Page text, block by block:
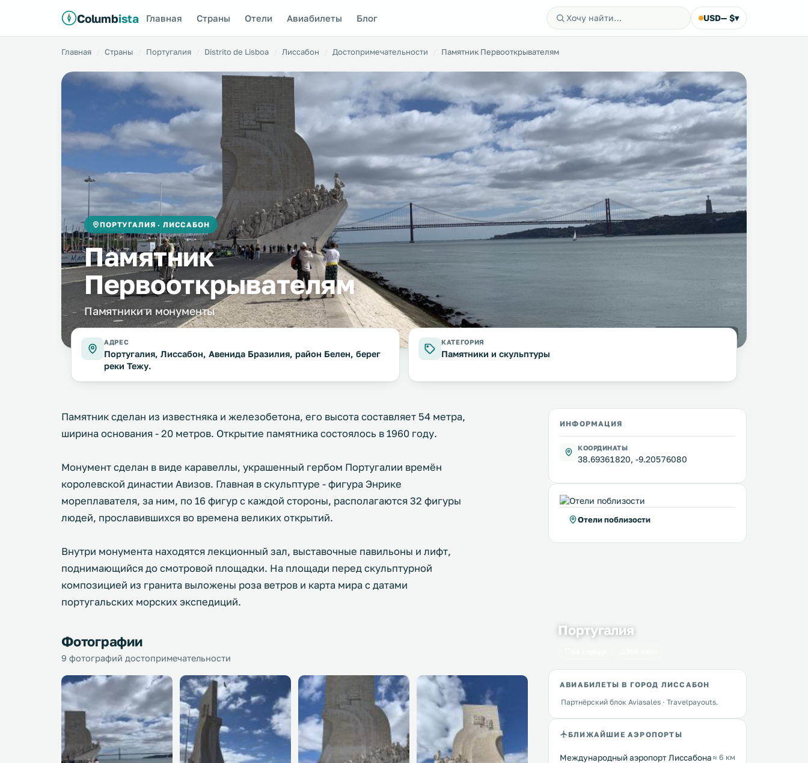
Columbista Главная Страны Отели Авиабилеты Блог USD— $▾
Главная Страны Португалия Distrito de Lisboa Лиссабон Достопримечательности Памятник Первооткрывателям
ПОРТУГАЛИЯ · ЛИССАБОН
Памятник
Первооткрывателям
Памятники и монументы
АДРЕС
Португалия, Лиссабон, Авенида Бразилия, район Белен, берег
реки Тежу.
КАТЕГОРИЯ
Памятники и скульптуры
Памятник сделан из известняка и железобетона, его высота составляет 54 метра,
ширина основания - 20 метров. Открытие памятника состоялось в 1960 году.
Монумент сделан в виде каравеллы, украшенный гербом Португалии времён
королевской династии Авизов. Главная в скульптуре - фигура Энрике
мореплавателя, за ним, по 16 фигур с каждой стороны, располагаются 32 фигуры
людей, прославившихся во времена великих открытий.
Внутри монумента находятся лекционный зал, выставочные павильоны и лифт,
поднимающийся до смотровой площадки. На площади перед скульптурной
композицией из гранита выложены роза ветров и карта мира с датами
португальских морских экспедиций.
Фотографии
9 фотографий достопримечательности
ИНФОРМАЦИЯ
КООРДИНАТЫ
38.69361820, -9.20576080
Отели поблизости
Португалия
АВИАБИЛЕТЫ В ГОРОД ЛИССАБОН
Партнёрский блок Aviasales · Travelpayouts.
БЛИЖАЙШИЕ АЭРОПОРТЫ
Международный аэропорт Лиссабона ≈ 6 км